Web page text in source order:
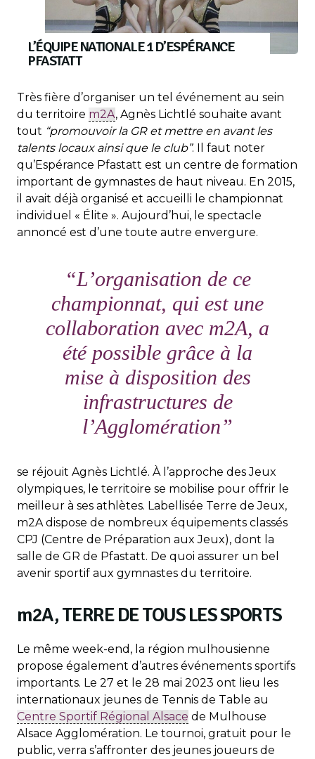
L’ÉQUIPE NATIONALE 1 D’ESPÉRANCE
PFASTATT
Très fière d’organiser un tel événement au sein
du territoire m2A, Agnès Lichtlé souhaite avant
tout “promouvoir la GR et mettre en avant les
talents locaux ainsi que le club”. Il faut noter
qu’Espérance Pfastatt est un centre de formation
important de gymnastes de haut niveau. En 2015,
il avait déjà organisé et accueilli le championnat
individuel « Élite ». Aujourd’hui, le spectacle
annoncé est d’une toute autre envergure.
“L’organisation de ce
championnat, qui est une
collaboration avec m2A, a
été possible grâce à la
mise à disposition des
infrastructures de
l’Agglomération”
se réjouit Agnès Lichtlé. À l’approche des Jeux
olympiques, le territoire se mobilise pour offrir le
meilleur à ses athlètes. Labellisée Terre de Jeux,
m2A dispose de nombreux équipements classés
CPJ (Centre de Préparation aux Jeux), dont la
salle de GR de Pfastatt. De quoi assurer un bel
avenir sportif aux gymnastes du territoire.
m2A, TERRE DE TOUS LES SPORTS
Le même week-end, la région mulhousienne
propose également d’autres événements sportifs
importants. Le 27 et le 28 mai 2023 ont lieu les
internationaux jeunes de Tennis de Table au
Centre Sportif Régional Alsace de Mulhouse
Alsace Agglomération. Le tournoi, gratuit pour le
public, verra s’affronter des jeunes joueurs de